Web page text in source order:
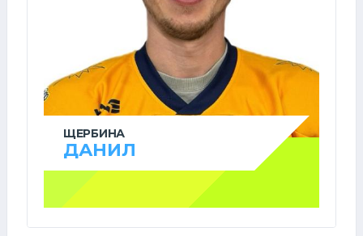
ЩЕРБИНА
ДАНИЛ